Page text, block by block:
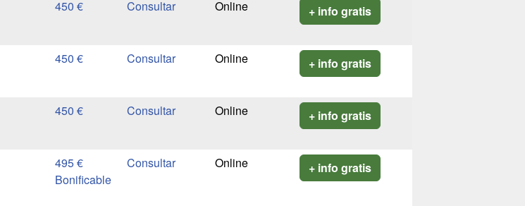
450 € Online + info gratis
450 € Online + info gratis
450 € Online + info gratis
495 €
Bonificable
Online + info gratis